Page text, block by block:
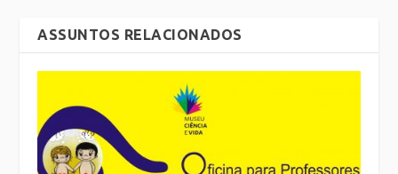
ASSUNTOS RELACIONADOS